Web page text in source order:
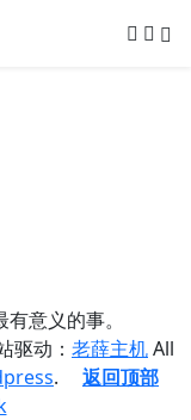
意义的事。
驱动： 老薛主机All
.
返回顶部